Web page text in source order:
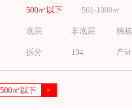
500㎡以下 501-1000㎡
底层 非底层 独栋
拆分 104 产证
500㎡以下 ×